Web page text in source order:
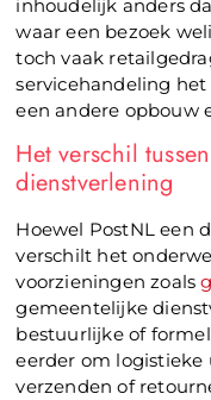
inhoudelijk anders
waar een bezoek
toch vaak
servicehandeling
een andere opbouw
Het verschil
dienstverlening
Hoewel PostNL een
verschilt het
voorzieningen zoals
gemeentelijke
bestuurlijke of
eerder om logistieke
verzenden of